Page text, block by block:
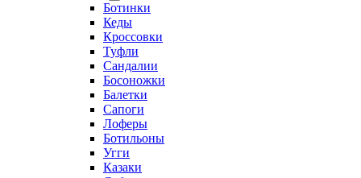
Ботинки
Кеды
Кроссовки
Туфли
Сандалии
Босоножки
Балетки
Сапоги
Лоферы
Ботильоны
Угги
Казаки